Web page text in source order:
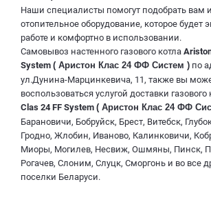
Наши специалисты помогут подобрать вам
отопительное оборудование, которое будет
работе и комфортно в использовании.
Самовывоз настенного газового котла
System ( Аристон Клас 24 ФФ Систем ) по
ул.Дунина-Марцинкевича, 11, также вы
воспользоваться услугой доставки газового
Clas 24 FF System ( Аристон Клас 24 ФФ
Барановичи, Бобруйск, Брест, Витебск,
Гродно, Жлобин, Иваново, Калинковичи,
Миоры, Могилев, Несвиж, Ошмяны, Пинск,
Рогачев, Слоним, Слуцк, Сморгонь и во все
поселки Беларуси.